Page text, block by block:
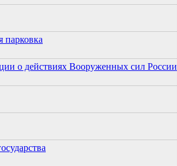
парковка
о действиях Вооруженных сил России